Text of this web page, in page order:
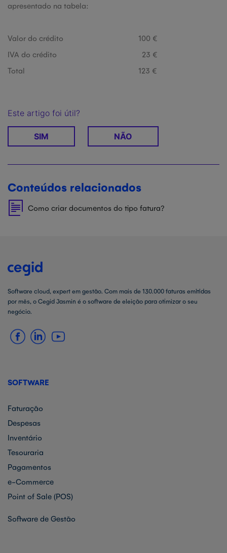
apresentado na tabela:
Valor do crédito 100 €
IVA do crédito 23 €
Total 123 €
Este artigo foi útil?
SIM NÃO
Conteúdos relacionados
Como criar documentos do tipo fatura?
Software cloud, expert em gestão. Com mais de 130.000 faturas emitidas
por mês, o Cegid Jasmin é o software de eleição para otimizar o seu
negócio.
SOFTWARE
Faturação
Despesas
Inventário
Tesouraria
Pagamentos
e-Commerce
Point of Sale (POS)
Software de Gestão